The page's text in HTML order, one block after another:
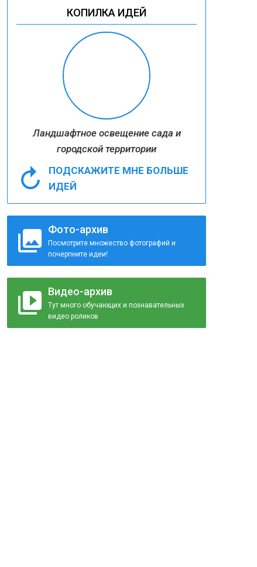
КОПИЛКА ИДЕЙ
Ландшафтное освещение сада и
городской территории
ПОДСКАЖИТЕ МНЕ БОЛЬШЕ
ИДЕЙ
Фото-архив
Посмотрите множество фотографий и
почерпните идеи!
Видео-архив
Тут много обучающих и познавательных
видео роликов